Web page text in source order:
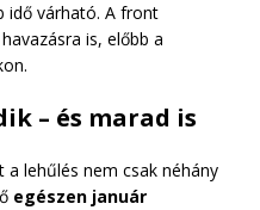
idő várható. A front
is, előbb a
– és marad is
lehűlés nem csak néhány
egészen január